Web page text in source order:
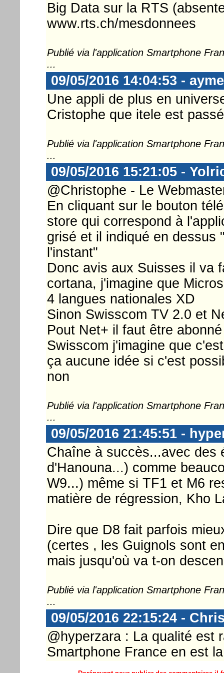
Big Data sur la RTS
www.rts.ch/mesdonnees
Publié via l'application Smartphone
...
09/05/2016 14:04:53 -
Une appli de plus en
Cristophe que itele est
Publié via l'application Smartphone
...
09/05/2016 15:21:05 -
@Christophe - Le
En cliquant sur le bouton
store qui correspond à
grisé et il indiqué en dessus
l'instant"
Donc avis aux Suisses il va
cortana, j'imagine que
4 langues nationales XD
Sinon Swisscom TV 2.0 et
Pout Net+ il faut être
Swisscom j'imagine que
ça aucune idée si c'est
non
Publié via l'application Smartphone
...
09/05/2016 21:45:51 -
Chaîne à succès...avec des
d'Hanouna...) comme
W9...) même si TF1 et M6
matière de régression, Kho
Dire que D8 fait parfois
(certes , les Guignols sont
mais jusqu'où va t-on
Publié via l'application Smartphone
...
09/05/2016 22:15:24 -
@hyperzara : La qualité est
Smartphone France en est